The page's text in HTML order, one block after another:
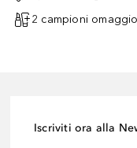
2 campioni
Iscriviti ora alla